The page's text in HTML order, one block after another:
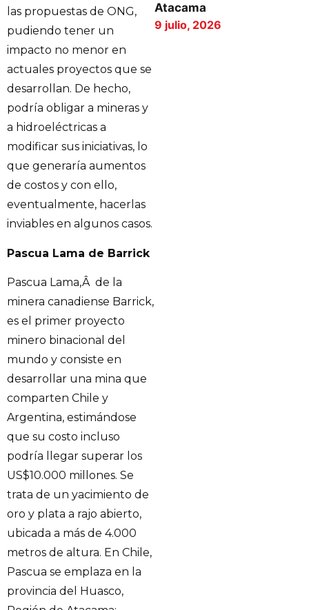
las propuestas de ONG,
pudiendo tener un
impacto no menor en
actuales proyectos que se
desarrollan. De hecho,
podría obligar a mineras y
a hidroeléctricas a
modificar sus iniciativas, lo
que generaría aumentos
de costos y con ello,
eventualmente, hacerlas
inviables en algunos casos.
Pascua Lama de Barrick
Pascua Lama,Â de la
minera canadiense Barrick,
es el primer proyecto
minero binacional del
mundo y consiste en
desarrollar una mina que
comparten Chile y
Argentina, estimándose
que su costo incluso
podría llegar superar los
US$10.000 millones. Se
trata de un yacimiento de
oro y plata a rajo abierto,
ubicada a más de 4.000
metros de altura. En Chile,
Pascua se emplaza en la
provincia del Huasco,
Atacama
9 julio, 2026